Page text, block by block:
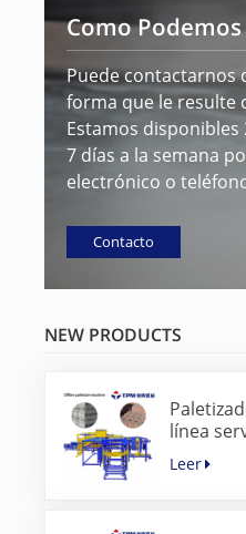
Como
Puede contactarnos
forma que le resulte
Estamos disponibles
7 días a la semana
electrónico o
Contacto
NEW PRODUCTS
línea
para
hormigón
Leer